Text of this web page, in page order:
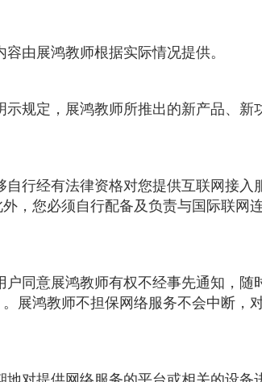
由展鸿教师根据实际情况提供。
示规定，展鸿教师所推出的新产品、
自行经有法律资格对您提供互联网接
，您必须自行配备及负责与国际联网
户同意展鸿教师有权不经事先通知，
展鸿教师不担保网络服务不会中断，